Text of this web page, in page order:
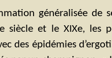
généralisée de
siècle et le XIXe, les
des épidémies